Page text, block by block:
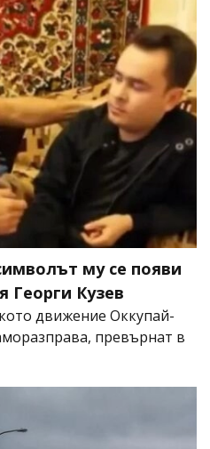
му се появи
Георги Кузев
движение Оккупай-
превърнат в